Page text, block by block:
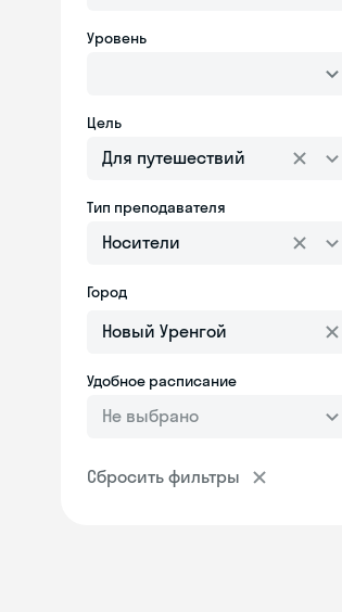
Уровень
Цель
Для путешествий
Тип преподавателя
Носители
Город
Удобное расписание
Не выбрано
Сбросить фильтры